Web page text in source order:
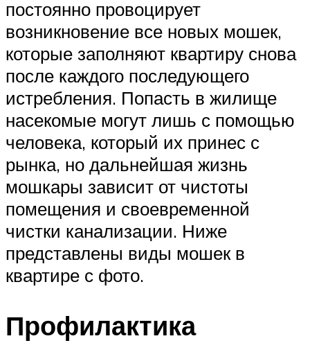
постоянно провоцирует
возникновение все новых мошек,
которые заполняют квартиру снова
после каждого последующего
истребления. Попасть в жилище
насекомые могут лишь с помощью
человека, который их принес с
рынка, но дальнейшая жизнь
мошкары зависит от чистоты
помещения и своевременной
чистки канализации. Ниже
представлены виды мошек в
квартире с фото.
Профилактика